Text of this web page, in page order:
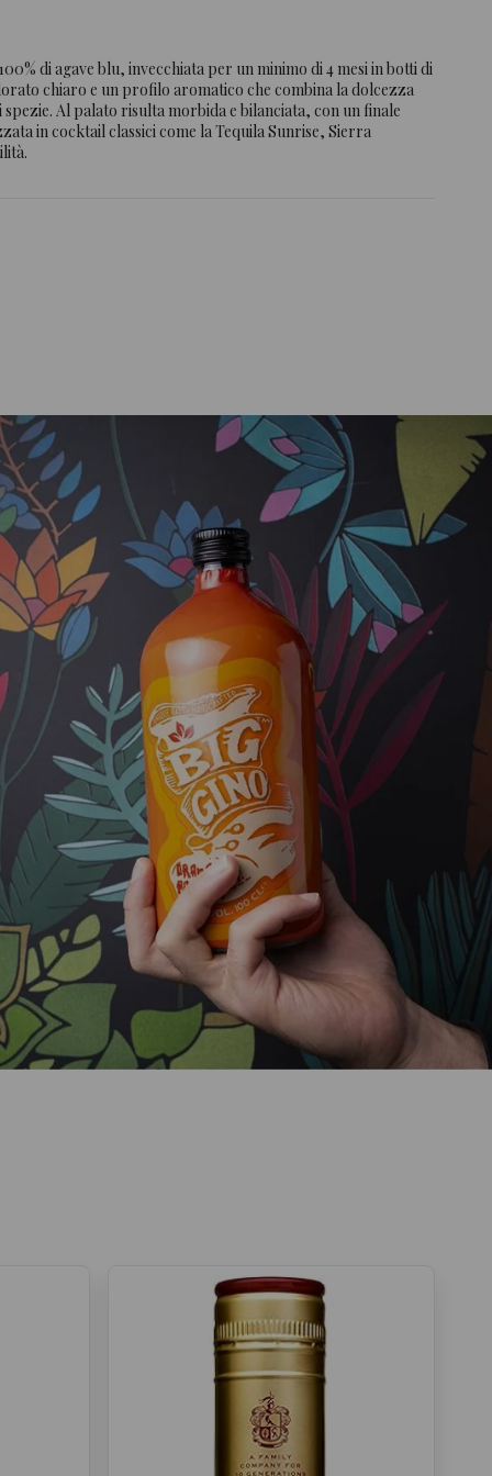
di agave blu, invecchiata per un minimo di 4 mesi in botti di
chiaro e un profilo aromatico che combina la dolcezza
Al palato risulta morbida e bilanciata, con un finale
in cocktail classici come la Tequila Sunrise, Sierra